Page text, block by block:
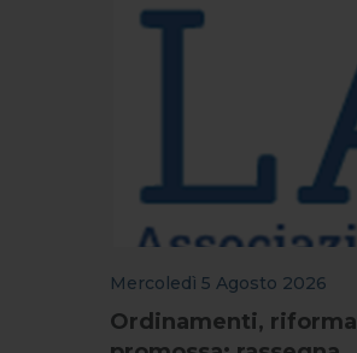
Mercoledì 5 Agosto 2026
Ordinamenti, riforma